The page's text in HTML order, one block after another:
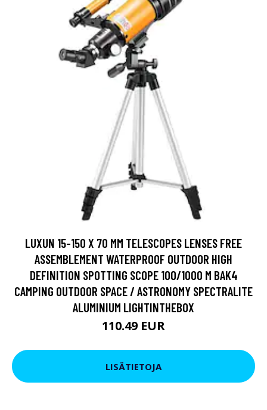
LUXUN 15-150 X 70 MM TELESCOPES LENSES FREE
ASSEMBLEMENT WATERPROOF OUTDOOR HIGH
DEFINITION SPOTTING SCOPE 100/1000 M BAK4
CAMPING OUTDOOR SPACE / ASTRONOMY SPECTRALITE
ALUMINIUM LIGHTINTHEBOX
110.49 EUR
LISÄTIETOJA